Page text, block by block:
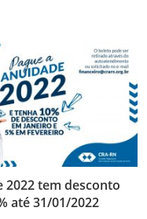
2022 tem desconto
até 31/01/2022